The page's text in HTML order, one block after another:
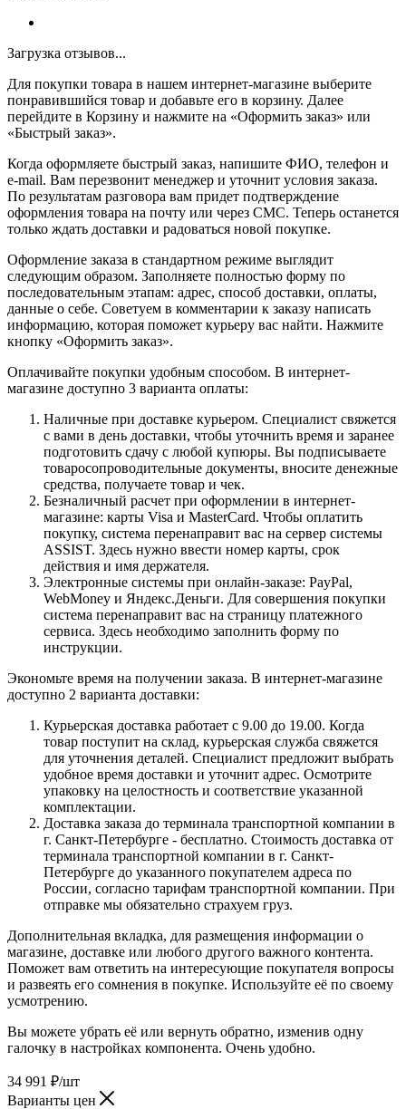
Загрузка отзывов...
Для покупки товара в нашем интернет-магазине выберите
понравившийся товар и добавьте его в корзину. Далее
перейдите в Корзину и нажмите на «Оформить заказ» или
«Быстрый заказ».
Когда оформляете быстрый заказ, напишите ФИО, телефон и
e-mail. Вам перезвонит менеджер и уточнит условия заказа.
По результатам разговора вам придет подтверждение
оформления товара на почту или через СМС. Теперь останется
только ждать доставки и радоваться новой покупке.
Оформление заказа в стандартном режиме выглядит
следующим образом. Заполняете полностью форму по
последовательным этапам: адрес, способ доставки, оплаты,
данные о себе. Советуем в комментарии к заказу написать
информацию, которая поможет курьеру вас найти. Нажмите
кнопку «Оформить заказ».
Оплачивайте покупки удобным способом. В интернет-
магазине доступно 3 варианта оплаты:
Наличные при доставке курьером. Специалист свяжется
с вами в день доставки, чтобы уточнить время и заранее
подготовить сдачу с любой купюры. Вы подписываете
товаросопроводительные документы, вносите денежные
средства, получаете товар и чек.
Безналичный расчет при оформлении в интернет-
магазине: карты Visa и MasterCard. Чтобы оплатить
покупку, система перенаправит вас на сервер системы
ASSIST. Здесь нужно ввести номер карты, срок
действия и имя держателя.
Электронные системы при онлайн-заказе: PayPal,
WebMoney и Яндекс.Деньги. Для совершения покупки
система перенаправит вас на страницу платежного
сервиса. Здесь необходимо заполнить форму по
инструкции.
Экономьте время на получении заказа. В интернет-магазине
доступно 2 варианта доставки:
Курьерская доставка работает с 9.00 до 19.00. Когда
товар поступит на склад, курьерская служба свяжется
для уточнения деталей. Специалист предложит выбрать
удобное время доставки и уточнит адрес. Осмотрите
упаковку на целостность и соответствие указанной
комплектации.
Доставка заказа до терминала транспортной компании в
г. Санкт-Петербурге - бесплатно. Стоимость доставка от
терминала транспортной компании в г. Санкт-
Петербурге до указанного покупателем адреса по
России, согласно тарифам транспортной компании. При
отправке мы обязательно страхуем груз.
Дополнительная вкладка, для размещения информации о
магазине, доставке или любого другого важного контента.
Поможет вам ответить на интересующие покупателя вопросы
и развеять его сомнения в покупке. Используйте её по своему
усмотрению.
Вы можете убрать её или вернуть обратно, изменив одну
галочку в настройках компонента. Очень удобно.
34 991 ₽/шт
Варианты цен